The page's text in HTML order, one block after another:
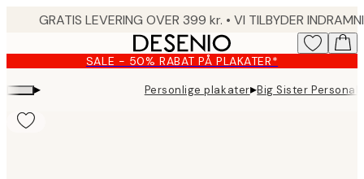
content.
SALE - 50% RABAT PÅ PLAKATER*
▸ Personlige plakater▸Big Sister Personal